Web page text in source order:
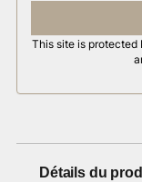
This site is protected
Détails du